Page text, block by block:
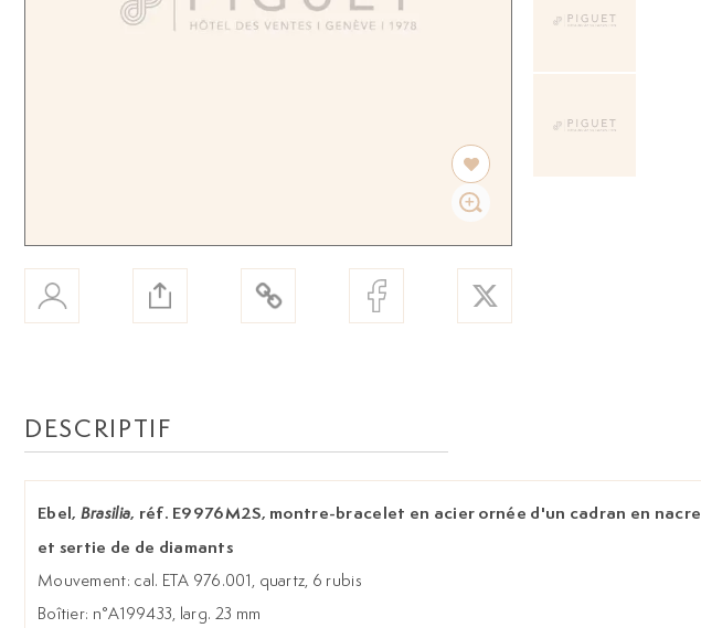
DESCRIPTIF
Ebel, Brasilia, réf. E9976M2S, montre-bracelet en acier ornée d'un cadran en nacre
et sertie de de diamants
Mouvement: cal. ETA 976.001, quartz, 6 rubis
Boîtier: n°A199433, larg. 23 mm